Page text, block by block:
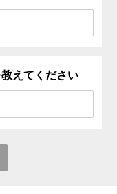
えてください